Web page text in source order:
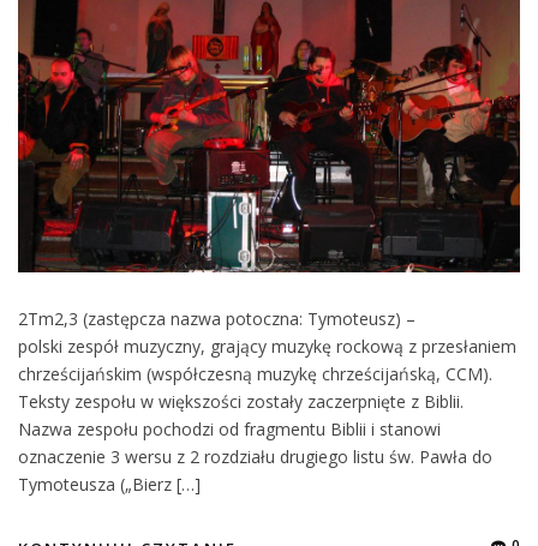
2Tm2,3 (zastępcza nazwa potoczna: Tymoteusz) –
polski zespół muzyczny, grający muzykę rockową z przesłaniem
chrześcijańskim (współczesną muzykę chrześcijańską, CCM).
Teksty zespołu w większości zostały zaczerpnięte z Biblii.
Nazwa zespołu pochodzi od fragmentu Biblii i stanowi
oznaczenie 3 wersu z 2 rozdziału drugiego listu św. Pawła do
Tymoteusza („Bierz […]